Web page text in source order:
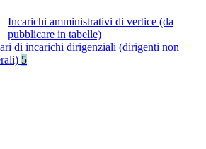
Incarichi amministrativi di vertice (da
pubblicare in tabelle)
di incarichi dirigenziali (dirigenti non
5